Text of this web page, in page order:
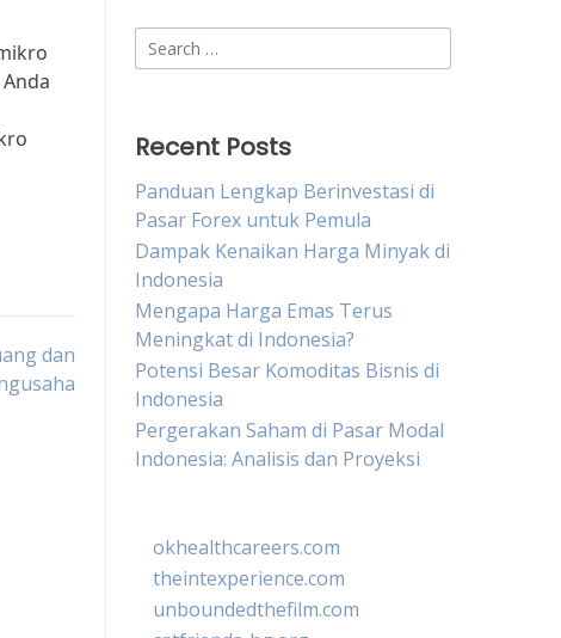
dan
Search
for:
Recent Posts
Panduan Lengkap Berinvestasi di
Pasar Forex untuk Pemula
Dampak Kenaikan Harga Minyak di
Indonesia
Mengapa Harga Emas Terus
Meningkat di Indonesia?
Potensi Besar Komoditas Bisnis di
Indonesia
Pergerakan Saham di Pasar Modal
Indonesia: Analisis dan Proyeksi
okhealthcareers.com
theintexperience.com
unboundedthefilm.com